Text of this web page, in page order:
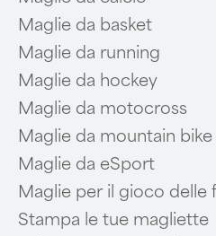
Maglie da basket
Maglie da running
Maglie da hockey
Maglie da motocross
Maglie da mountain bike
Maglie da eSport
Maglie per il gioco delle
Stampa le tue magliette